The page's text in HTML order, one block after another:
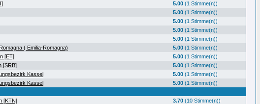
5.00 (1 Stimme(n))
5.00 (1 Stimme(n))
5.00 (1 Stimme(n))
5.00 (1 Stimme(n))
5.00 (1 Stimme(n))
( Emilia-Romagna) 5.00 (1 Stimme(n))
[ET] 5.00 (1 Stimme(n))
[SRB] 5.00 (1 Stimme(n))
Kassel 5.00 (1 Stimme(n))
Kassel 5.00 (1 Stimme(n))
[KTN] 3.70 (10 Stimme(n))